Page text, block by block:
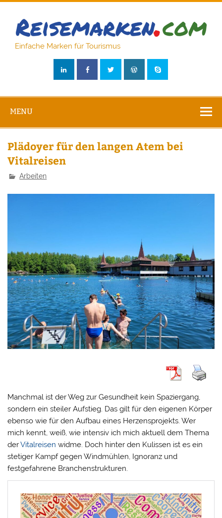
Skip
content
Einfache Marken für Tourismus
MENU
Plädoyer für den langen Atem bei
Vitalreisen
Arbeiten
Manchmal ist der Weg zur Gesundheit kein Spaziergang,
sondern ein steiler Aufstieg. Das gilt für den eigenen Körper
ebenso wie für den Aufbau eines Herzensprojekts. Wer
mich kennt, weiß, wie intensiv ich mich aktuell dem Thema
derVitalreisen widme. Doch hinter den Kulissen ist es ein
stetiger Kampf gegen Windmühlen, Ignoranz und
festgefahrene Branchenstrukturen.